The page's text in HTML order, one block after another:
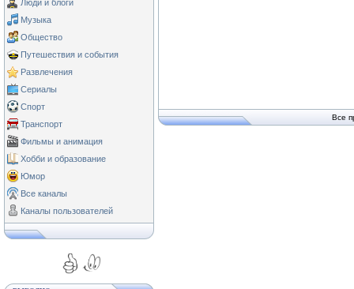
Люди и блоги
Музыка
Общество
Путешествия и события
Развлечения
Сериалы
Спорт
Транспорт
Фильмы и анимация
Хобби и образование
Юмор
Все каналы
Каналы пользователей
Все